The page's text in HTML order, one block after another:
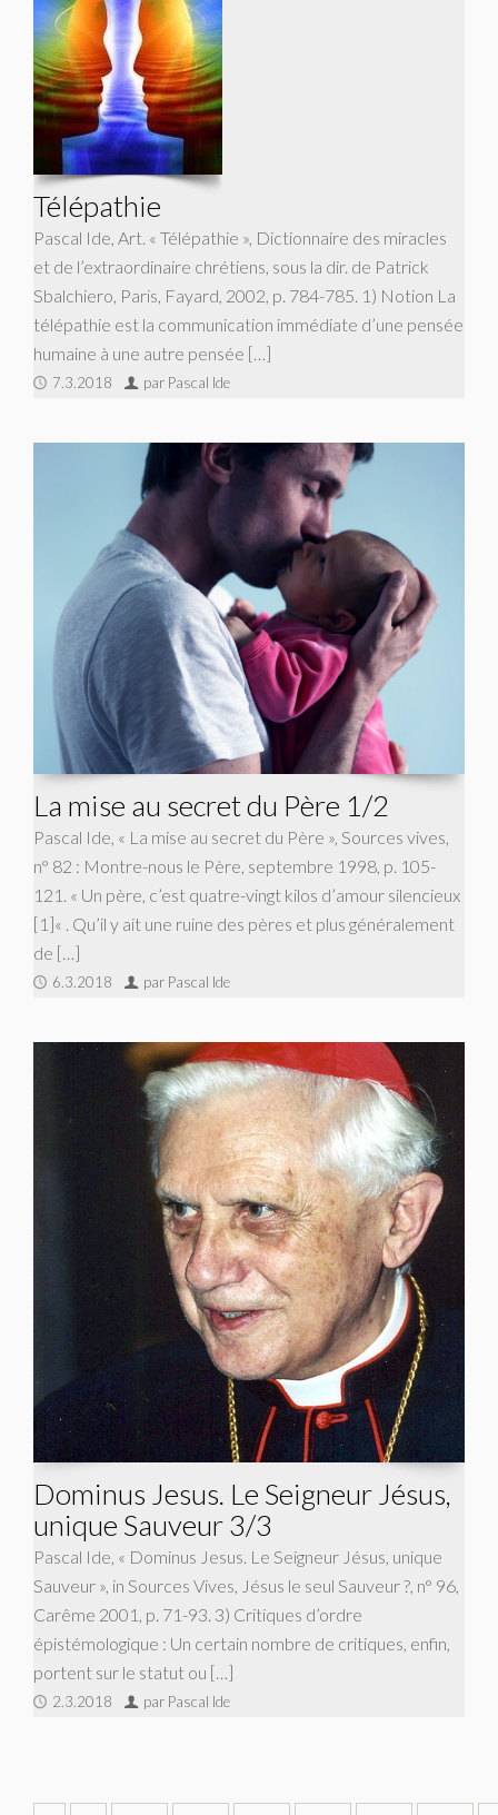
Télépathie
Pascal Ide, Art. « Télépathie », Dictionnaire des miracles
et de l’extraordinaire chrétiens, sous la dir. de Patrick
Sbalchiero, Paris, Fayard, 2002, p. 784-785. 1) Notion La
télépathie est la communication immédiate d’une pensée
humaine à une autre pensée […]
7.3.2018 par Pascal Ide
La mise au secret du Père 1/2
Pascal Ide, « La mise au secret du Père », Sources vives,
n° 82 : Montre-nous le Père, septembre 1998, p. 105-
121. « Un père, c’est quatre-vingt kilos d’amour silencieux
[1]« . Qu’il y ait une ruine des pères et plus généralement
de […]
6.3.2018 par Pascal Ide
Dominus Jesus. Le Seigneur Jésus,
unique Sauveur 3/3
Pascal Ide, « Dominus Jesus. Le Seigneur Jésus, unique
Sauveur », in Sources Vives, Jésus le seul Sauveur ?, n° 96,
Carême 2001, p. 71-93. 3) Critiques d’ordre
épistémologique : Un certain nombre de critiques, enfin,
portent sur le statut ou […]
2.3.2018 par Pascal Ide